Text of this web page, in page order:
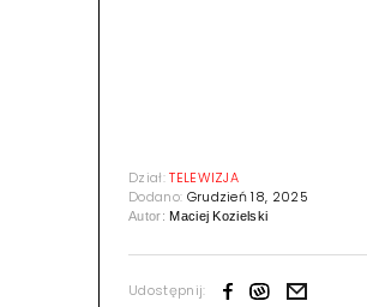
Dział:TELEWIZJA
Dodano: Grudzień 18, 2025
Autor:Maciej Kozielski
Udostępnij: